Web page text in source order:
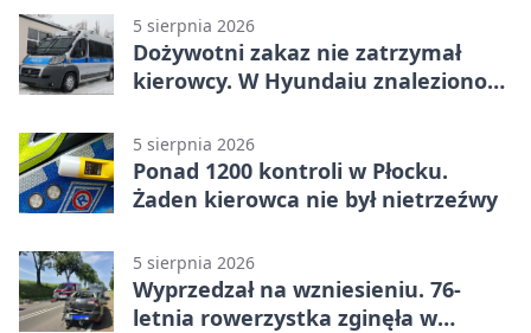
5 sierpnia 2026
Dożywotni zakaz nie zatrzymał
kierowcy. W Hyundaiu znaleziono
5 sierpnia 2026
Ponad 1200 kontroli w Płocku.
Żaden kierowca nie był nietrzeźwy
5 sierpnia 2026
Wyprzedzał na wzniesieniu. 76-
letnia rowerzystka zginęła w